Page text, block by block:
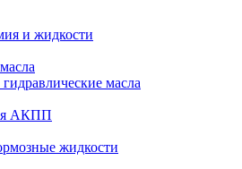
и жидкости
масла
АКПП
жидкости